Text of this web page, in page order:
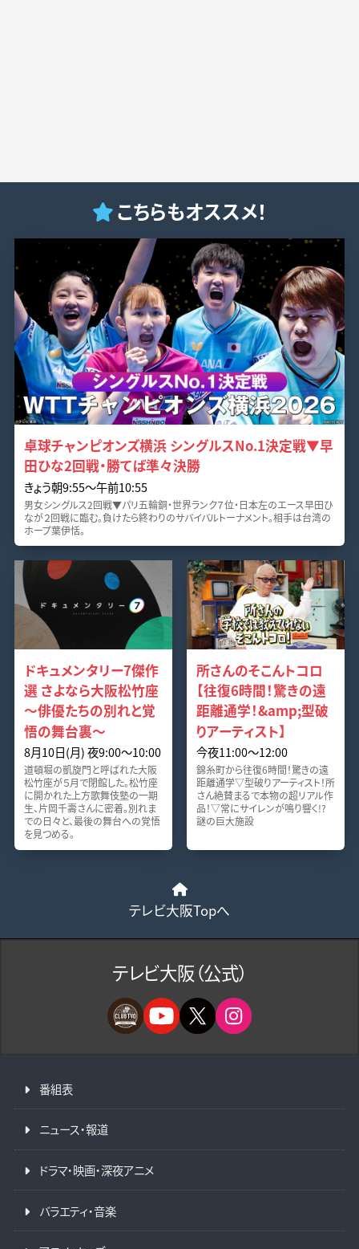
こちらもオススメ！
卓球チャンピオンズ横浜 シングルスNo.1決定戦▼早
田ひな2回戦・勝てば準々決勝
きょう朝9:55～午前10:55
男女シングルス2回戦▼パリ五輪銅・世界ランク７位・日本左のエース早田ひ
なが２回戦に臨む。負けたら終わりのサバイバルトーナメント。相手は台湾の
ホープ葉伊恬。
ドキュメンタリー7傑作
選 さよなら大阪松竹座
～俳優たちの別れと覚
悟の舞台裏～
8月10日(月) 夜9:00～10:00
道頓堀の凱旋門と呼ばれた大阪
松竹座が５月で閉館した。松竹座
に開かれた上方歌舞伎塾の一期
生、片岡千壽さんに密着。別れま
での日々と、最後の舞台への覚悟
を見つめる。
所さんのそこんトコロ
【往復6時間！驚きの遠
距離通学！&amp;型破
りアーティスト】
今夜11:00～12:00
錦糸町から往復6時間！驚きの遠
距離通学▽型破りアーティスト！所
さん絶賛まるで本物の超リアル作
品！▽常にサイレンが鳴り響く!?
謎の巨大施設
テレビ大阪Topへ
テレビ大阪（公式）
番組表
ニュース・報道
ドラマ・映画・深夜アニメ
バラエティ・音楽